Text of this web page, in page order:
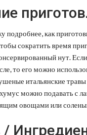
подробнее, как
сократить время
нут.
то его можно
итальянские
можно подавать с
овощами или
/